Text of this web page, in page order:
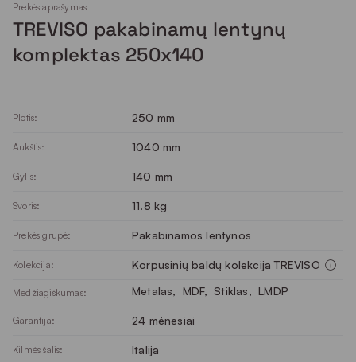
Prekės aprašymas
TREVISO pakabinamų lentynų
komplektas 250x140
Plotis: 250 mm
Aukštis: 1040 mm
Gylis: 140 mm
Svoris: 11.8 kg
Prekės grupė: Pakabinamos lentynos
Kolekcija: Korpusinių baldų kolekcija TREVISO
Medžiagiškumas: Metalas, MDF, Stiklas, LMDP
Garantija: 24 mėnesiai
Kilmės šalis: Italija